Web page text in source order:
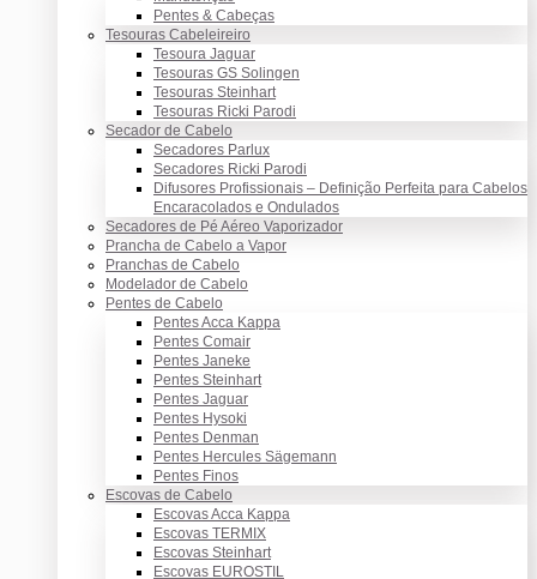
Pentes & Cabeças
Tesouras Cabeleireiro
Tesoura Jaguar
Tesouras GS Solingen
Tesouras Steinhart
Tesouras Ricki Parodi
Secador de Cabelo
Secadores Parlux
Secadores Ricki Parodi
Difusores Profissionais – Definição Perfeita para Cabelos
Encaracolados e Ondulados
Secadores de Pé Aéreo Vaporizador
Prancha de Cabelo a Vapor
Pranchas de Cabelo
Modelador de Cabelo
Pentes de Cabelo
Pentes Acca Kappa
Pentes Comair
Pentes Janeke
Pentes Steinhart
Pentes Jaguar
Pentes Hysoki
Pentes Denman
Pentes Hercules Sägemann
Pentes Finos
Escovas de Cabelo
Escovas Acca Kappa
Escovas TERMIX
Escovas Steinhart
Escovas EUROSTIL